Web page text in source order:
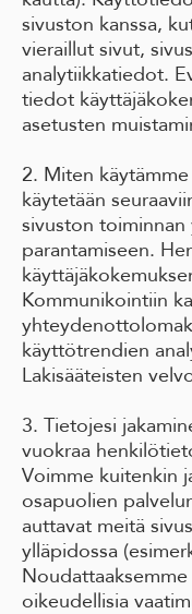
sivuston kanssa,
vieraillut sivut,
analytiikkatiedot.
tiedot
asetusten
2. Miten
käytetään
sivuston toiminnan
parantamiseen.
Kommunikointiin
käyttötrendien
Lakisääteisten
3. Tietojesi
vuokraa
Voimme kuitenkin
osapuolien
auttavat meitä
ylläpidossa
oikeudellisia